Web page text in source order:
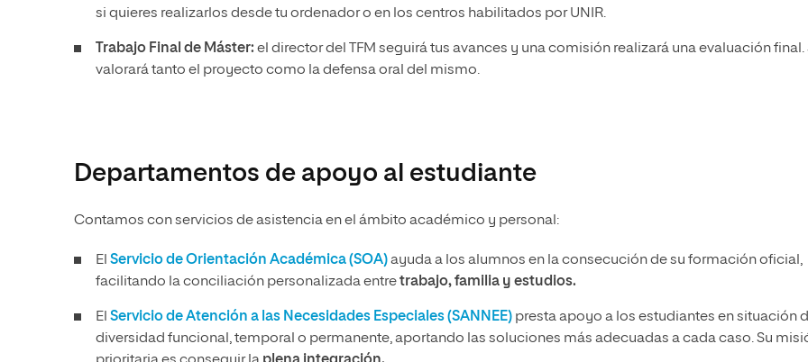
si quieres realizarlos desde tu ordenador o en los centros habilitados por UNIR.
Trabajo Final de Máster: el director del TFM seguirá tus avances y una comisión realizará una evaluación final.
valorará tanto el proyecto como la defensa oral del mismo.
Departamentos de apoyo al estudiante
Contamos con servicios de asistencia en el ámbito académico y personal:
El Servicio de Orientación Académica (SOA)ayuda a los alumnos en la consecución de su formación oficial,
facilitando la conciliación personalizada entretrabajo, familia y estudios.
El Servicio de Atención a las Necesidades Especiales (SANNEE) presta apoyo a los estudiantes en situación
diversidad funcional, temporal o permanente, aportando las soluciones más adecuadas a cada caso. Su